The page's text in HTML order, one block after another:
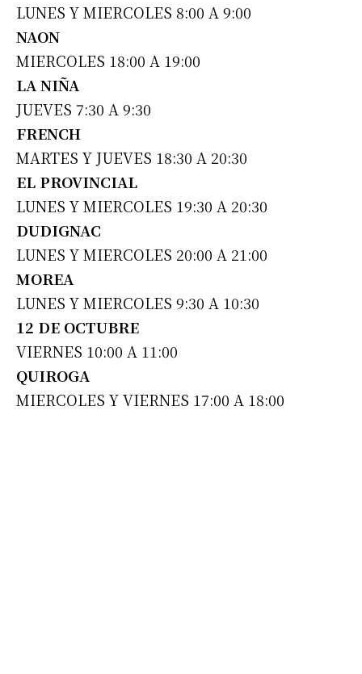
LUNES Y MIERCOLES 8:00 A 9:00
NAON
MIERCOLES 18:00 A 19:00
LA NIÑA
JUEVES 7:30 A 9:30
FRENCH
MARTES Y JUEVES 18:30 A 20:30
EL PROVINCIAL
LUNES Y MIERCOLES 19:30 A 20:30
DUDIGNAC
LUNES Y MIERCOLES 20:00 A 21:00
MOREA
LUNES Y MIERCOLES 9:30 A 10:30
12 DE OCTUBRE
VIERNES 10:00 A 11:00
QUIROGA
MIERCOLES Y VIERNES 17:00 A 18:00